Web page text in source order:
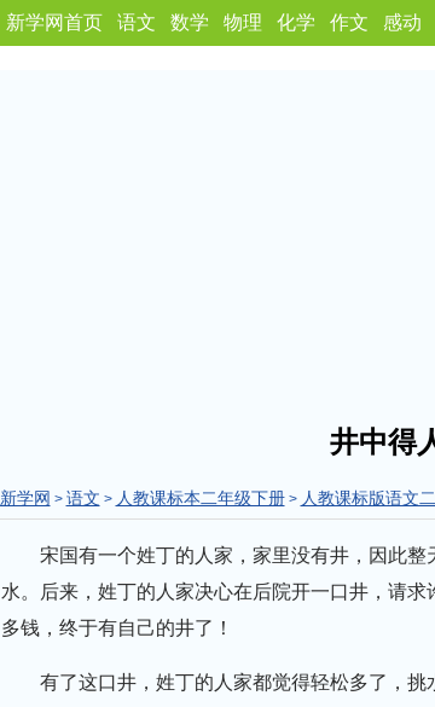
新学网首页 语文 数学 物理 化学 作文 感动
井中得
新学网 > 语文 > 人教课标本二年级下册> 人教课标版语文
宋国有一个姓丁的人家，家里没有井，因此
水。后来，姓丁的人家决心在后院开一口井，请
多钱，终于有自己的井了！
有了这口井，姓丁的人家都觉得轻松多了，